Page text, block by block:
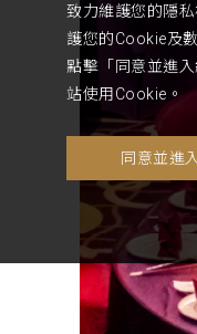
致力維護您的隱
護您的Cookie及
點擊「同意並進
站使用Cookie。
同意並進